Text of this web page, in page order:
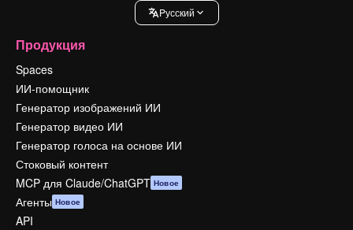
Pусский
Продукция
Spaces
ИИ-помощник
Генератор изображений ИИ
Генератор видео ИИ
Генератор голоса на основе ИИ
Стоковый контент
MCP для Claude/ChatGPT Новое
Агенты Новое
API